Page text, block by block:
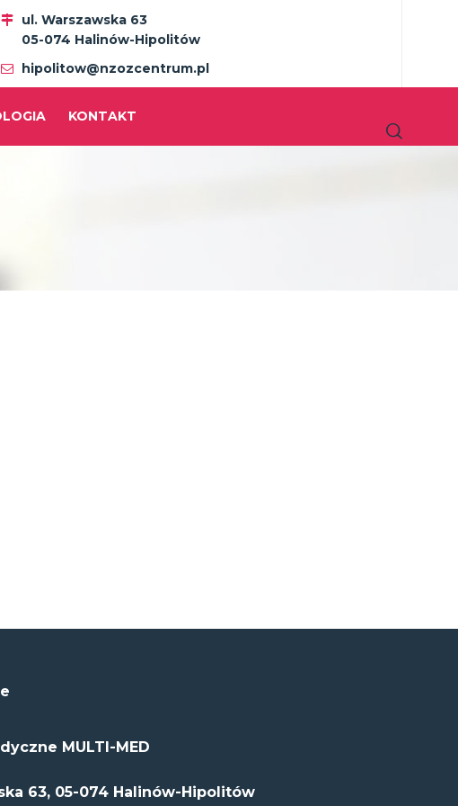
ul. Warszawska 63
05-074 Halinów-Hipolitów
hipolitow@nzozcentrum.pl
KONTAKT
MULTI-MED
63, 05-074 Halinów-Hipolitów